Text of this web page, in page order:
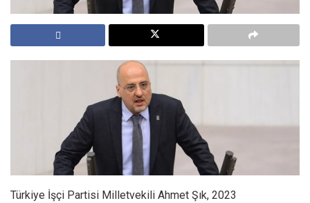
Türkiye İşçi Partisi Milletvekili Ahmet Şık, 2023